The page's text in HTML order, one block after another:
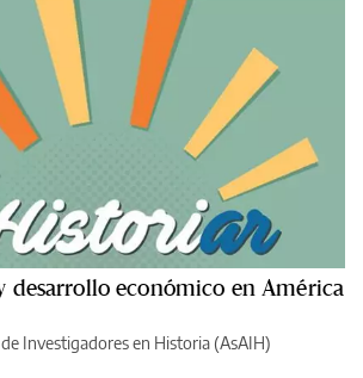
desarrollo económico en América
Investigadores en Historia (AsAIH)